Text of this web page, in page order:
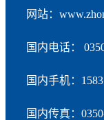
联系我们
中/EN
网站：
国内电话：
国内手机：
国内传真：